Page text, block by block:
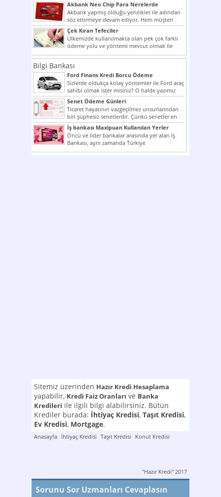
Akbank Neo Chip Para Nerelerde
Kullanılır?
Akbank yapmış olduğu yenilikler ile adından
söz ettirmeye devam ediyor. Hem müşteri
potansiyelini arttırmak hem...
Çek Kıran Tefeciler
Ülkemizde kullanılmakta olan pek çok farklı
ödeme yolu ve yöntemi mevcut olmak ile
beraber bunlar...
Bilgi Bankası
Ford Finans Kredi Borcu Ödeme
Sizlerde oldukça kolay yöntemler ile Ford araç
sahibi olmak ister misiniz? O halde yazımız
ilginizi...
Senet Ödeme Günleri
Ticaret hayatının vazgeçilmez unsurlarından
biri şüphesiz senetlerdir. Çünkü senetler en
çok kullanılan ödeme araçlarıdır. Taksitler...
İş bankası Maxipuan Kullanılan Yerler
Öncü ve lider bankalar arasında yer alan İş
Bankası, aynı zamanda Türkiye
Cumhuriyeti’nin ilk milli...
Sitemiz üzerinden Hazır Kredi Hesaplama
yapabilir, Kredi Faiz Oranları ve Banka
Kredileri ile ilgili bilgi alabilirsiniz. Bütün
Krediler burada: İhtiyaç Kredisi, Taşıt Kredisi,
Ev Kredisi, Mortgage.
Anasayfa İhtiyaç Kredisi Taşıt Kredisi Konut Kredisi
"Hazır Kredi" 2017
Sorunu Sor Uzmanları Cevaplasın